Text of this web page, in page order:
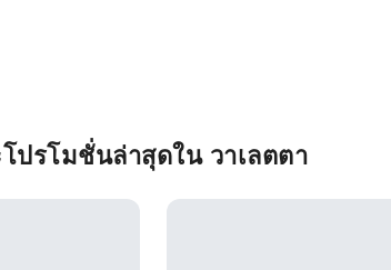
ปรโมชั่นล่าสุดใน วาเลตตา